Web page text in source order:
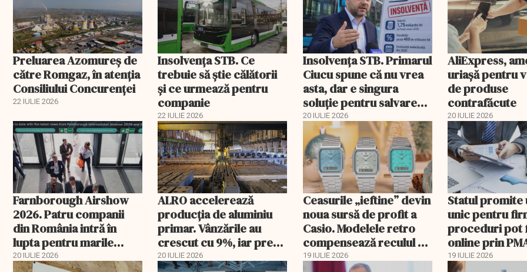
Preluarea Azomureş de
către Romgaz, în atenţia
Consiliului Concurenţei
22 IULIE 2026
Insolvenţa STB. Ce
trebuie să ştie călătorii
şi ce urmează pentru
companie
22 IULIE 2026
Insolvenţa STB. Primarul
Ciucu spune că nu vrea
asta, dar e singura
soluţie pentru salvarea
companiei
20 IULIE 2026
AliExpress,
uriaşă pentru
de produse
contrafăcute
20 IULIE 2026
Farnborough Airshow
2026. Patru companii
din România intră în
lupta pentru marile
contracte din aviație și
20 IULIE 2026
ALRO accelerează
producția de aluminiu
primar. Vânzările au
crescut cu 9%, iar prețul
metalului a urcat cu
20 IULIE 2026
Ceasurile „ieftine” devin
noua sursă de profit a
Casio. Modelele retro
compensează reculul G-
Shock din China
19 IULIE 2026
Statul promite
unic pentru
proceduri pot
online prin
19 IULIE 2026